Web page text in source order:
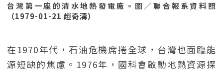
台灣第一座的清水地熱發電廠。圖／聯合報系資料照
（1979-01-21 趙奇濤）
在1970年代，石油危機席捲全球，台灣也面臨能
源短缺的焦慮。1976年，國科會啟動地熱資源探